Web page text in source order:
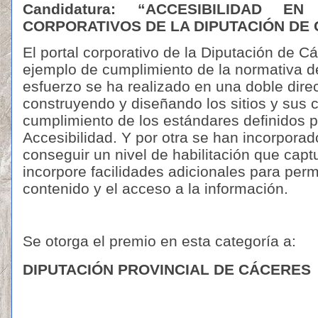
Candidatura: “ACCESIBILIDAD
CORPORATIVOS DE LA DIPUTACIÓN DE
El portal corporativo de la Diputación de
ejemplo de cumplimiento de la normativa
esfuerzo se ha realizado en una doble
construyendo y diseñando los sitios y sus
cumplimiento de los estándares definidos
Accesibilidad. Y por otra se han
conseguir un nivel de habilitación que
incorpore facilidades adicionales para
contenido y el acceso a la información.
Se otorga el premio en esta categoría a:
DIPUTACIÓN PROVINCIAL DE CÁCERES